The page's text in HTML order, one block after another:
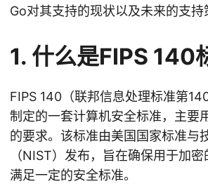
Go对其支持的现状以及未来的支持
1. 什么是FIPS 140
FIPS 140（联邦信息处理标准第
制定的一套计算机安全标准，主要
的要求。该标准由美国国家标准与
（NIST）发布，旨在确保用于加
满足一定的安全标准。